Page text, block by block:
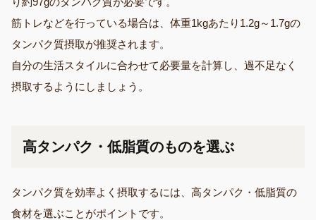
筋トレなどを行っている場合は、体重1kgあたり1.2g～1.7gの
タンパク質摂取が推奨されます。
自分の生活スタイルに合わせて必要量を計算し、過不足なく
摂取するようにしましょう。
高タンパク・低脂質のものを選ぶ
タンパク質を効率よく摂取するには、高タンパク・低脂質の
食材を選ぶことがポイントです。